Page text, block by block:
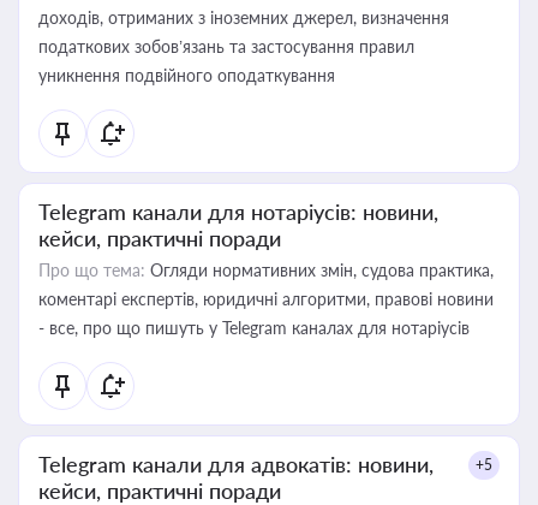
доходів, отриманих з іноземних джерел, визначення
податкових зобов’язань та застосування правил
уникнення подвійного оподаткування
Telegram канали для нотаріусів: новини,
кейси, практичні поради
Про що тема: Огляди нормативних змін, судова практика,
коментарі експертів, юридичні алгоритми, правові новини
- все, про що пишуть у Telegram каналах для нотаріусів
Telegram канали для адвокатів: новини,
кейси, практичні поради
+5